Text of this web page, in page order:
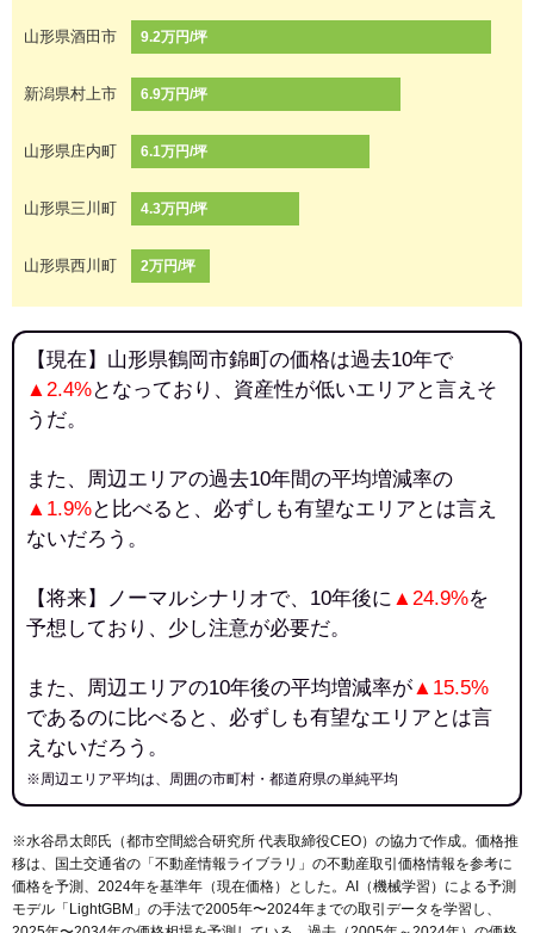
山形県酒田市 9.2万円/坪
新潟県村上市 6.9万円/坪
山形県庄内町 6.1万円/坪
山形県三川町 4.3万円/坪
山形県西川町 2万円/坪
【現在】山形県鶴岡市錦町の価格は過去10年で
▲2.4%となっており、資産性が低いエリアと言えそ
うだ。
また、周辺エリアの過去10年間の平均増減率の
▲1.9%と比べると、必ずしも有望なエリアとは言え
ないだろう。
【将来】ノーマルシナリオで、10年後に ▲24.9%を
予想しており、少し注意が必要だ。
また、周辺エリアの10年後の平均増減率が▲15.5%
であるのに比べると、必ずしも有望なエリアとは言
えないだろう。
※周辺エリア平均は、周囲の市町村・都道府県の単純平均
※水谷昂太郎氏（都市空間総合研究所 代表取締役CEO）の協力で作成。価格推
移は、国土交通省の「 不動産情報ライブラリ 」の不動産取引価格情報を参考に
価格を予測、2024年を基準年（現在価格）とした。AI（機械学習）による予測
モデル「LightGBM」の手法で2005年〜2024年までの取引データを学習し、